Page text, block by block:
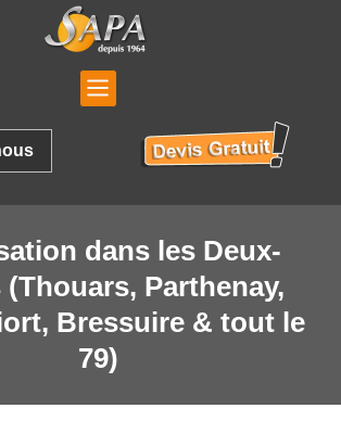
dans les Deux-
(Thouars, Parthenay,
Bressuire & tout le
79)